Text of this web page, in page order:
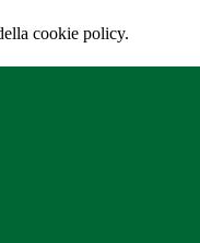
cookie policy.